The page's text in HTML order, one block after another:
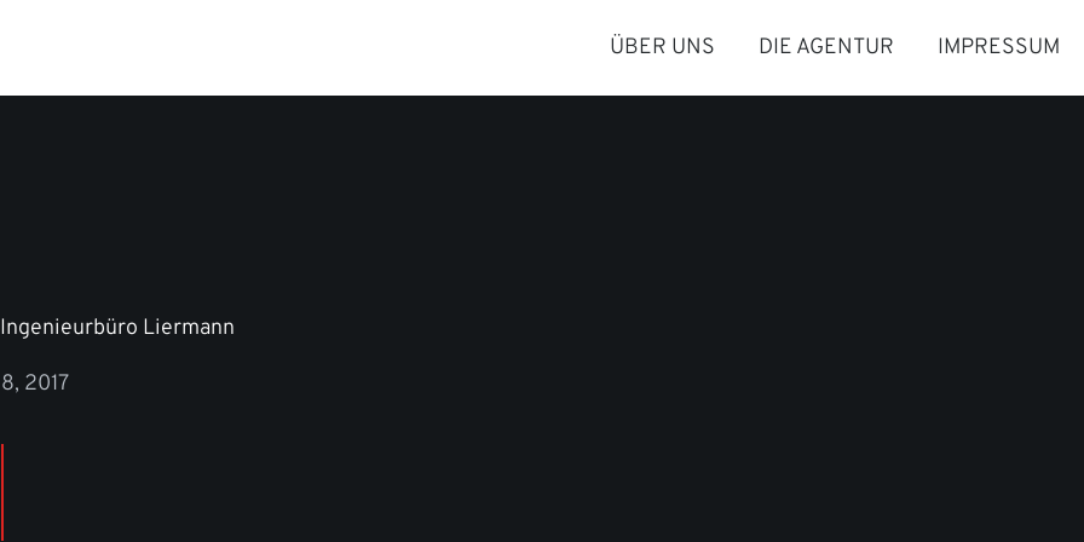
ÜBER UNS DIE AGENTUR IMPRESSUM
Liermann
2017